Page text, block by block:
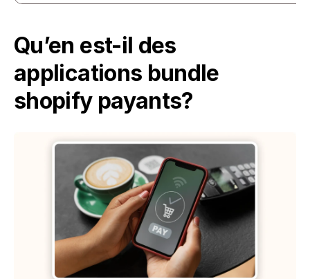
Qu’en est-il des
applications bundle
shopify payants?